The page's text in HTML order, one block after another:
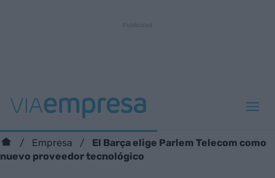
Empresa
El Barça elige Parlem Telecom como
nuevo proveedor tecnológico